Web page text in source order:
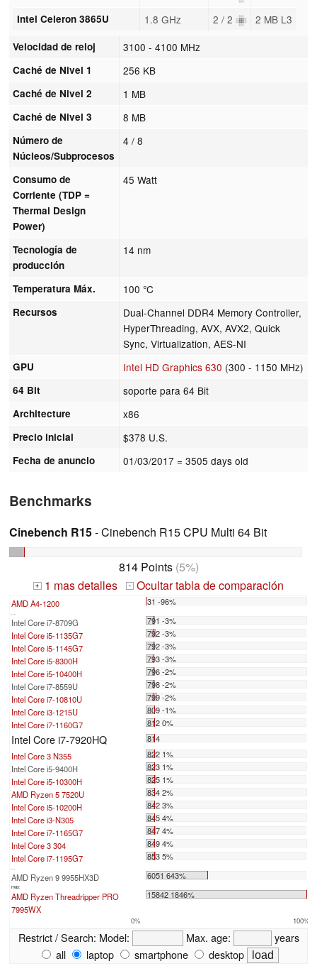
Intel Celeron 3865U 1.8 GHz 2 / 2 2 MB L3
Velocidad de reloj 3100 - 4100 MHz
Caché de Nivel 1 256 KB
Caché de Nivel 2 1 MB
Caché de Nivel 3 8 MB
Número de
Núcleos/Subprocesos
4 / 8
Consumo de
Corriente (TDP =
Thermal Design
Power)
45 Watt
Tecnología de
producción
14 nm
Temperatura Máx. 100 °C
Recursos
Dual-Channel DDR4 Memory Controller,
HyperThreading, AVX, AVX2, Quick
Sync, Virtualization, AES-NI
GPU Intel HD Graphics 630 (300 - 1150 MHz)
64 Bit soporte para 64 Bit
Architecture x86
Precio inicial $378 U.S.
Fecha de anuncio 01/03/2017 = 3505 days old
Benchmarks
Cinebench R15- Cinebench R15 CPU Multi 64 Bit
814 Points(5%)
+ 1 mas detalles - Ocultar tabla de comparación
AMD A4-1200 31 -96%
Intel Core i7-8709G
791 -3%
Intel Core i5-1135G7
792 -3%
Intel Core i5-1145G7
792 -3%
Intel Core i5-8300H
793 -3%
Intel Core i5-10400H
796 -2%
Intel Core i7-8559U
798 -2%
Intel Core i7-10810U
799 -2%
Intel Core i3-1215U
809 -1%
Intel Core i7-1160G7
812 0%
Intel Core i7-7920HQ
814
Intel Core 3 N355
822 1%
Intel Core i5-9400H
823 1%
Intel Core i5-10300H
825 1%
AMD Ryzen 5 7520U
834 2%
Intel Core i5-10200H
842 3%
Intel Core i3-N305
845 4%
Intel Core i7-1165G7
847 4%
Intel Core 3 304
849 4%
Intel Core i7-1195G7
853 5%
AMD Ryzen 9 9955HX3D 6051 643%
max:
AMD Ryzen Threadripper PRO
7995WX
15842 1846%
0% 100%
Restrict / Search: Model: Max. age:
years
all
laptop smartphone desktop